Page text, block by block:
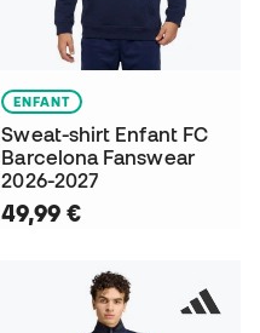
ENFANT
Sweat-shirt Enfant FC
Barcelona Fanswear
2026-2027
49,99 €